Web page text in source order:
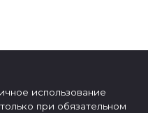
использование
при обязательном